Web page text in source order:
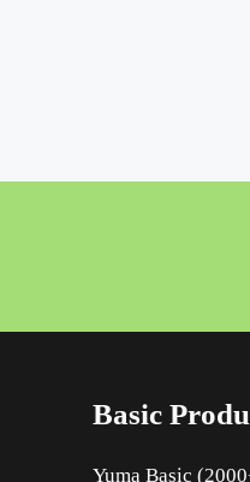
Basic
Yuma Basic